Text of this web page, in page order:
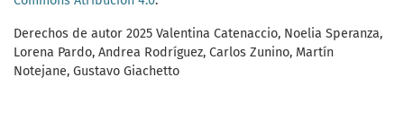
Derechos de autor 2025 Valentina Catenaccio, Noelia Speranza,
Lorena Pardo, Andrea Rodríguez, Carlos Zunino, Martín
Notejane, Gustavo Giachetto